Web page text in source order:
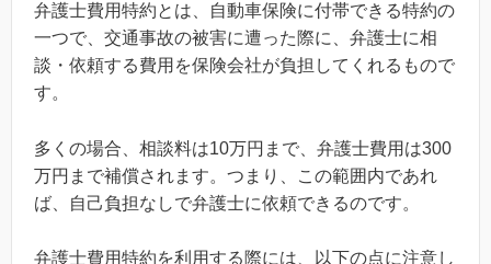
弁護士費用特約とは、自動車保険に付帯できる特約の
一つで、交通事故の被害に遭った際に、弁護士に相
談・依頼する費用を保険会社が負担してくれるもので
す。
多くの場合、相談料は10万円まで、弁護士費用は300
万円まで補償されます。つまり、この範囲内であれ
ば、自己負担なしで弁護士に依頼できるのです。
弁護士費用特約を利用する際には、以下の点に注意し